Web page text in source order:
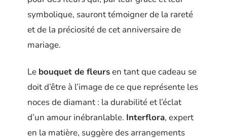
symbolique, sauront témoigner de la rareté
et de la préciosité de cet anniversaire de
mariage.
Le bouquet de fleursen tant que cadeau se
doit d’être à l’image de ce que représente les
noces de diamant : la durabilité et l’éclat
d’un amour inébranlable. Interflora, expert
en la matière, suggère des arrangements